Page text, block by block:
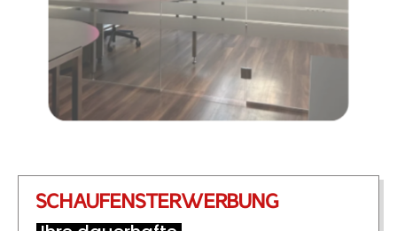
SCHAUFENSTERWERBUNG